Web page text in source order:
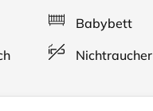
Babybett
Nichtraucher